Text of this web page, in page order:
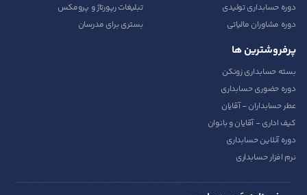
دوره حسابداری تولیدی
دوره مشاوران مالیاتی
تبلیغات رپورتاژ و پرومکس
بستری برای مدرسان
پرفروشترین ها
بسته حسابداری زونکن
دوره حضوری حسابداری
عطر حسابداران - آقایان
کیف اداری - آقایان و بانوان
دوره آنلاین حسابداری
نرم افزار حسابداری